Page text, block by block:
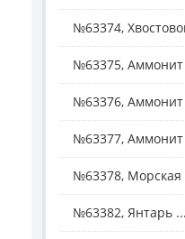
№63374,
№63375, Аммонит
№63376, Аммонит
№63377, Аммонит
№63378, Морская
№63382, Янтарь ...